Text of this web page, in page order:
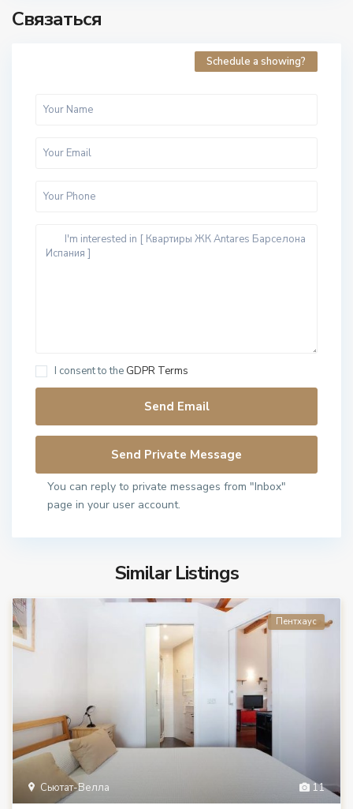
Связаться
Schedule a showing?
I consent to the GDPR Terms
You can reply to private messages from "Inbox"
page in your user account.
Similar Listings
11
Сьютат-Велла
Пентхаус